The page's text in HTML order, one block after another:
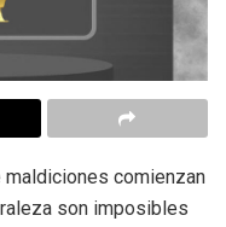
maldiciones comienzan
son imposibles